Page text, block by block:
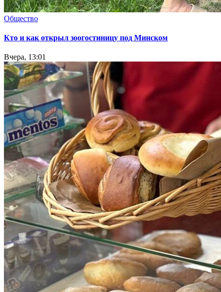
Общество
Кто и как открыл зоогостиницу под Минском
Вчера, 13:01